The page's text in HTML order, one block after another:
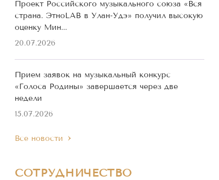
Проект Российского музыкального союза «Вся
страна. ЭтноLAB в Улан-Удэ» получил высокую
оценку Мин...
20.07.2026
Прием заявок на музыкальный конкурс
«Голоса Родины» завершается через две
недели
15.07.2026
Все новости
СОТРУДНИЧЕСТВО